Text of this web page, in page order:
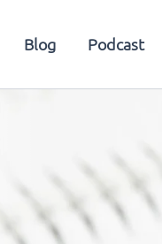
Blog Podcast